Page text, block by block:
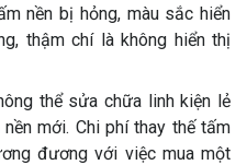
nền bị hỏng, màu sắc hiển
thậm chí là không hiển thị
thể sửa chữa linh kiện lẻ
mới. Chi phí thay thế tấm
đương với việc mua một